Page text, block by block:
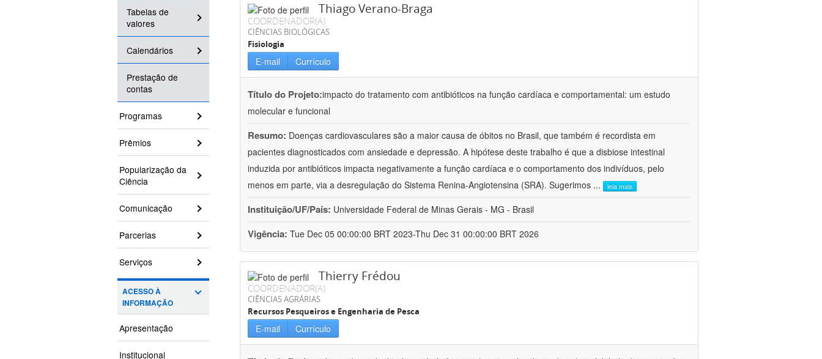
Tabelas de
valores
Calendários
Prestação de
contas
Programas
Prêmios
Popularização da
Ciência
Comunicação
Parcerias
Serviços
ACESSO À
INFORMAÇÃO
Apresentação
Institucional
Thiago Verano-Braga
COORDENADOR(A)
CIÊNCIAS BIOLÓGICAS
Fisiologia
E-mail Currículo
Título do Projeto:impacto do tratamento com antibióticos na função cardíaca e comportamental: um estudo
molecular e funcional
Resumo: Doenças cardiovasculares são a maior causa de óbitos no Brasil, que também é recordista em
pacientes diagnosticados com ansiedade e depressão. A hipótese deste trabalho é que a disbiose intestinal
induzida por antibióticos impacta negativamente a função cardíaca e o comportamento dos indivíduos, pelo
menos em parte, via a desregulação do Sistema Renina-Angiotensina (SRA). Sugerimos ... leia mais
Instituição/UF/País: Universidade Federal de Minas Gerais - MG - Brasil
Vigência: Tue Dec 05 00:00:00 BRT 2023-Thu Dec 31 00:00:00 BRT 2026
Thierry Frédou
COORDENADOR(A)
CIÊNCIAS AGRÁRIAS
Recursos Pesqueiros e Engenharia de Pesca
E-mail Currículo